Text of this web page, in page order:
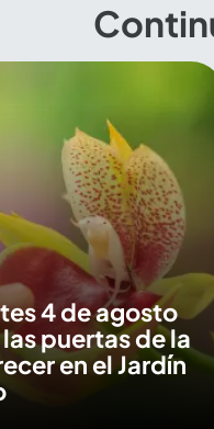
4 de agosto
puertas de la
en el Jardín